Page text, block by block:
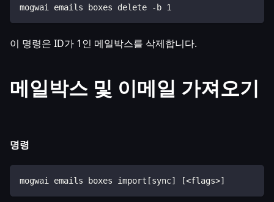
mogwai emails boxes delete -b 1
이 명령은 ID가 1인 메일박스를 삭제합니다.
메일박스 및 이메일 가져오기
명령
mogwai emails boxes import[sync] [<flags>]